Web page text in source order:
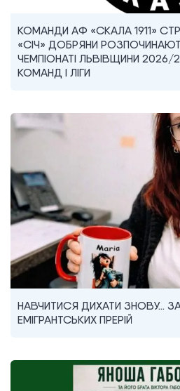
КОМАНДИ АФ «СКАЛА 1911»
«СІЧ» ДОБРЯНИ
ЧЕМПІОНАТІ ЛЬВІВЩИНИ 2026/
КОМАНД I ЛІГИ
НАВЧИТИСЯ ДИХАТИ ЗНОВУ…
ЕМІГРАНТСЬКИХ ПРЕРІЙ